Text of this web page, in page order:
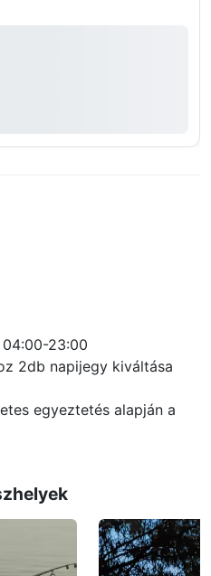
23:00
2db napijegy kiváltása
egyeztetés alapján a